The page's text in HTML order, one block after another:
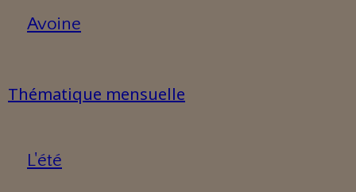
Avoine
Thématique mensuelle
L'été